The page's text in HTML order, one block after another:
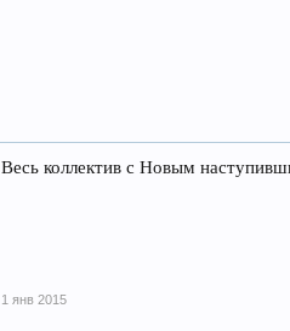
Весь коллектив с Новым
1 янв 2015